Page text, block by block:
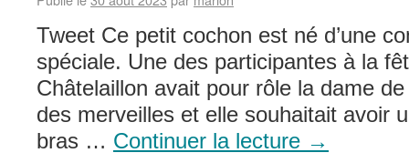
Tweet Ce petit cochon est né d’une
spéciale. Une des participantes à la
Châtelaillon avait pour rôle la dame
des merveilles et elle souhaitait avoir
bras … Continuer la lecture →